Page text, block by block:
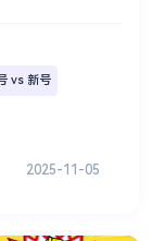
vs 新号
2025-11-05